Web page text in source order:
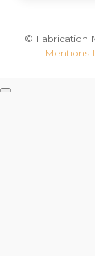
© Fabrication
Mentions